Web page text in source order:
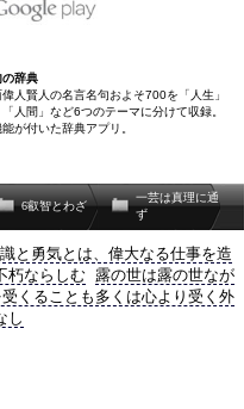
の辞典
人賢人の名言名句およそ700を「人生」
「人間」など6つのテーマに分けて収録。
が付いた辞典アプリ。
6叡智とわざ
一芸は真理に通
ず
と勇気とは、偉大なる仕事を造
朽ならしむ 露の世は露の世なが
くることも多くは心より受く外
し